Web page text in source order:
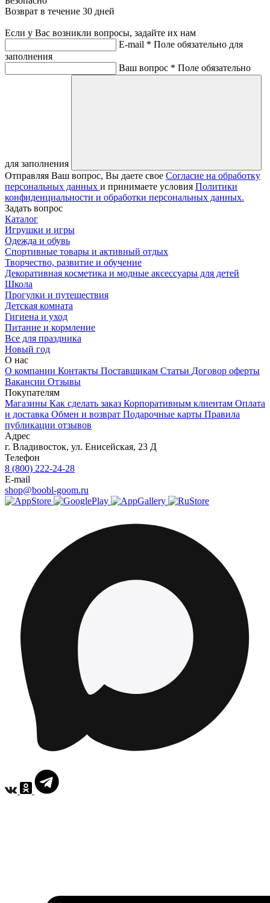
Возврат в течение 30 дней
Если у Вас возникли вопросы, задайте их нам
E-mail * Поле обязательно для
заполнения
Ваш вопрос * Поле обязательно
для заполнения
Отправляя Ваш вопрос, Вы даете свое Согласие на обработку
персональных данных и принимаете условия Политики
конфиденциальности и обработки персональных данных.
Задать вопрос
Каталог
Игрушки и игры
Одежда и обувь
Спортивные товары и активный отдых
Творчество, развитие и обучение
Декоративная косметика и модные аксессуары для детей
Школа
Прогулки и путешествия
Детская комната
Гигиена и уход
Питание и кормление
Все для праздника
Новый год
О нас
О компании Контакты Поставщикам Статьи Договор оферты
Вакансии Отзывы
Покупателям
Магазины Как сделать заказ Корпоративным клиентам Оплата
и доставка Обмен и возврат Подарочные карты Правила
публикации отзывов
Адрес
г. Владивосток, ул. Енисейская, 23 Д
Телефон
8 (800) 222-24-28
E-mail
shop@boobl-goom.ru